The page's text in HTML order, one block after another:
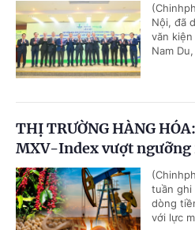
Nội, đã
văn
Nam
THỊ TRƯỜNG HÀNG
MXV-Index vượt ngưỡng
tuần ghi
dòng
với lực